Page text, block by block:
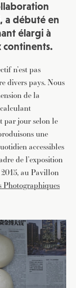
a débuté en
élargi à
continents.
n’est pas
divers pays. Nous
de la
par jour selon le
une
accessibles
de l’exposition
au Pavillon
Photographiques